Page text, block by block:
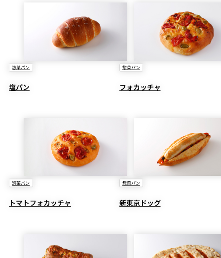
惣菜パン
塩パン
惣菜パン
フォカッチャ
惣菜パン
トマトフォカッチャ
惣菜パン
新東京ドッグ